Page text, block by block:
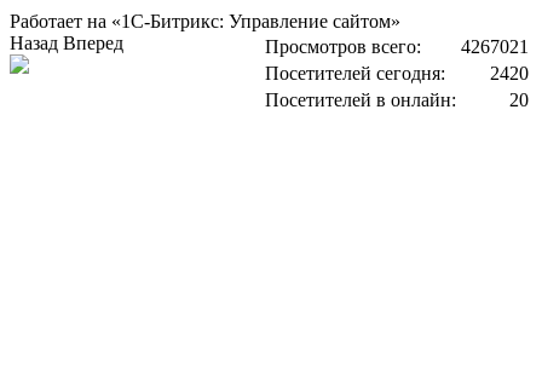
Работает на «1С-Битрикс: Управление сайтом»
Просмотров всего:
4267021
Посетителей сегодня:
2420
Посетителей в онлайн:
20
Назад Вперед